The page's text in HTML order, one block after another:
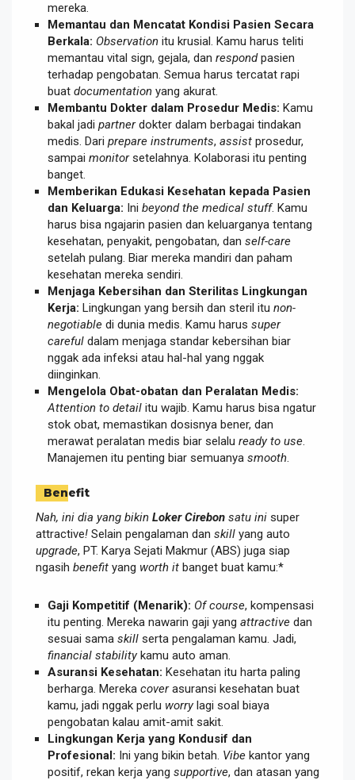
mereka.
Memantau dan Mencatat Kondisi Pasien Secara
Berkala: Observation itu krusial. Kamu harus teliti
memantau vital sign, gejala, dan respondpasien
terhadap pengobatan. Semua harus tercatat rapi
buat documentation yang akurat.
Membantu Dokter dalam Prosedur Medis: Kamu
bakal jadi partnerdokter dalam berbagai tindakan
medis. Dari prepare instruments, assist prosedur,
sampai monitorsetelahnya. Kolaborasi itu penting
banget.
Memberikan Edukasi Kesehatan kepada Pasien
dan Keluarga: Ini beyond the medical stuff. Kamu
harus bisa ngajarin pasien dan keluarganya tentang
kesehatan, penyakit, pengobatan, dan self-care
setelah pulang. Biar mereka mandiri dan paham
kesehatan mereka sendiri.
Menjaga Kebersihan dan Sterilitas Lingkungan
Kerja: Lingkungan yang bersih dan steril itu non-
negotiable di dunia medis. Kamu harus super
careful dalam menjaga standar kebersihan biar
nggak ada infeksi atau hal-hal yang nggak
diinginkan.
Mengelola Obat-obatan dan Peralatan Medis:
Attention to detail itu wajib. Kamu harus bisa ngatur
stok obat, memastikan dosisnya bener, dan
merawat peralatan medis biar selalu ready to use.
Manajemen itu penting biar semuanya smooth.
Benefit
Nah, ini dia yang bikin Loker Cirebon satu ini super
attractive! Selain pengalaman dan skill yang auto
upgrade, PT. Karya Sejati Makmur (ABS) juga siap
ngasih benefit yang worth it banget buat kamu:*
Gaji Kompetitif (Menarik): Of course, kompensasi
itu penting. Mereka nawarin gaji yang attractive dan
sesuai sama skill serta pengalaman kamu. Jadi,
financial stabilitykamu auto aman.
Asuransi Kesehatan: Kesehatan itu harta paling
berharga. Mereka coverasuransi kesehatan buat
kamu, jadi nggak perlu worrylagi soal biaya
pengobatan kalau amit-amit sakit.
Lingkungan Kerja yang Kondusif dan
Profesional: Ini yang bikin betah. Vibe kantor yang
positif, rekan kerja yang supportive, dan atasan yang